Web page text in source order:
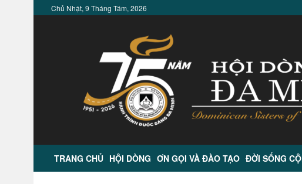
Chủ Nhật, 9 Tháng Tám, 2026
TRANG CHỦ HỘI DÒNG ƠN GỌI VÀ ĐÀO TẠO ĐỜI SỐNG